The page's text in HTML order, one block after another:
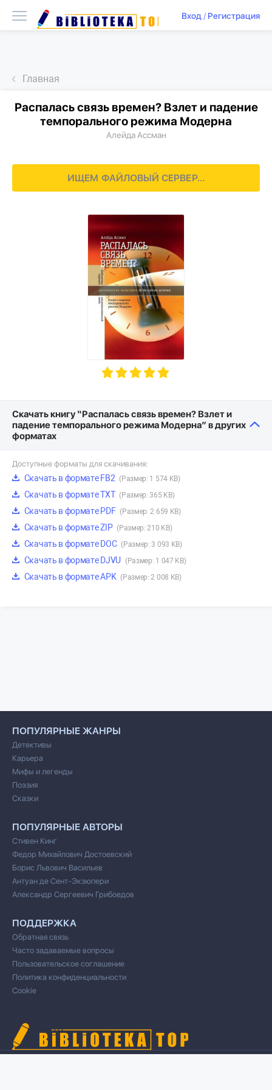
Вход/ Регистрация
Главная
Распалась связь времен? Взлет и падение
темпорального режима Модерна
Алейда Ассман
ИЩЕМ ФАЙЛОВЫЙ СЕРВЕР...
Скачать книгу “Распалась связь времен? Взлет и
падение темпорального режима Модерна” в других
форматах
Доступные форматы для скачивания:
Скачать в формате FB2 (Размер: 1 574 KB)
Скачать в формате TXT (Размер: 365 KB)
Скачать в формате PDF (Размер: 2 659 KB)
Скачать в формате ZIP (Размер: 210 KB)
Скачать в формате DOC (Размер: 3 093 KB)
Скачать в формате DJVU (Размер: 1 047 KB)
Скачать в формате APK (Размер: 2 008 KB)
ПОПУЛЯРНЫЕ ЖАНРЫ
Детективы
Карьера
Мифы и легенды
Поэзия
Сказки
ПОПУЛЯРНЫЕ АВТОРЫ
Стивен Кинг
Федор Михайлович Достоевский
Борис Львович Васильев
Антуан де Сент-Экзюпери
Александр Сергеевич Грибоедов
ПОДДЕРЖКА
Обратная связь
Часто задаваемые вопросы
Пользовательское соглашение
Политика конфиденциальности
Cookie